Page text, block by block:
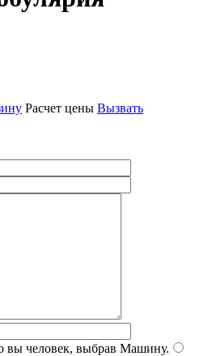
Расчет цены Вызвать
вы человек, выбрав Машину.